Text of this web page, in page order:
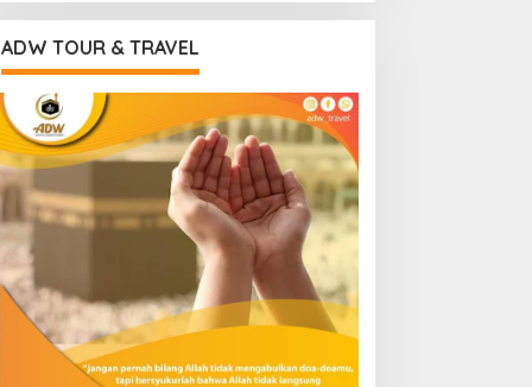
ADW TOUR & TRAVEL